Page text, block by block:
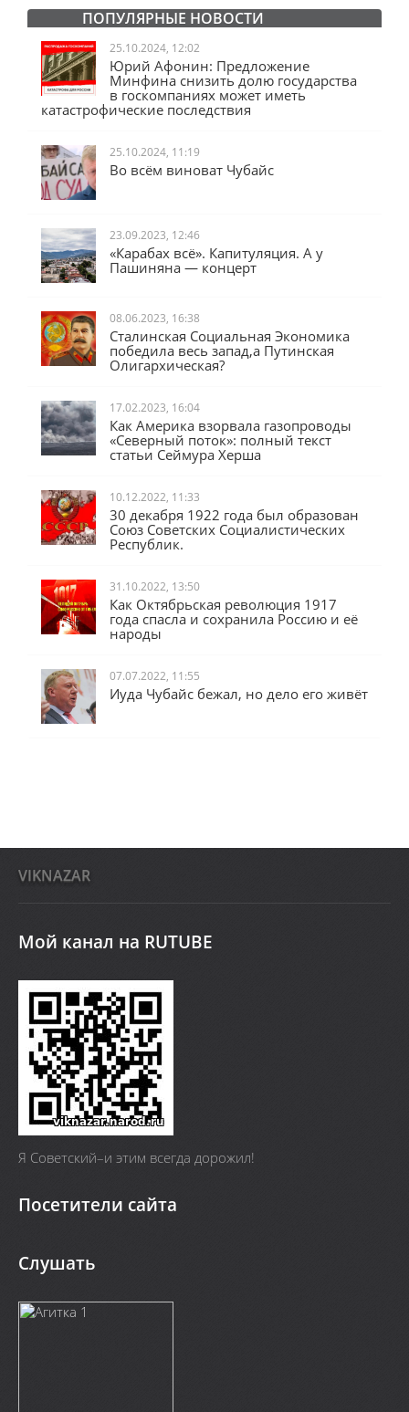
ПОПУЛЯРНЫЕ НОВОСТИ
25.10.2024, 12:02
Юрий Афонин: Предложение
Минфина снизить долю государства
в госкомпаниях может иметь
катастрофические последствия
25.10.2024, 11:19
Во всём виноват Чубайс
23.09.2023, 12:46
«Карабах всё». Капитуляция. А у
Пашиняна — концерт
08.06.2023, 16:38
Сталинская Социальная Экономика
победила весь запад,а Путинская
Олигархическая?
17.02.2023, 16:04
Как Америка взорвала газопроводы
«Северный поток»: полный текст
статьи Сеймура Херша
10.12.2022, 11:33
30 декабря 1922 года был образован
Союз Советских Социалистических
Республик.
31.10.2022, 13:50
Как Октябрьская революция 1917
года спасла и сохранила Россию и её
народы
07.07.2022, 11:55
Иуда Чубайс бежал, но дело его живёт
VIKNAZAR
Мой канал на RUTUBE
Я Cоветский–и этим всегда дорожил!
Посетители сайта
Слушать